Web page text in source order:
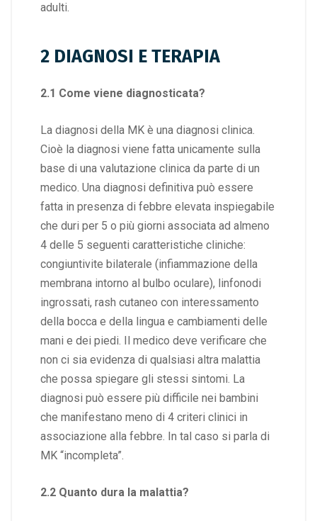
adulti.
2 DIAGNOSI E TERAPIA
2.1 Come viene diagnosticata?
La diagnosi della MK è una diagnosi clinica.
Cioè la diagnosi viene fatta unicamente sulla
base di una valutazione clinica da parte di un
medico. Una diagnosi definitiva può essere
fatta in presenza di febbre elevata inspiegabile
che duri per 5 o più giorni associata ad almeno
4 delle 5 seguenti caratteristiche cliniche:
congiuntivite bilaterale (infiammazione della
membrana intorno al bulbo oculare), linfonodi
ingrossati, rash cutaneo con interessamento
della bocca e della lingua e cambiamenti delle
mani e dei piedi. Il medico deve verificare che
non ci sia evidenza di qualsiasi altra malattia
che possa spiegare gli stessi sintomi. La
diagnosi può essere più difficile nei bambini
che manifestano meno di 4 criteri clinici in
associazione alla febbre. In tal caso si parla di
MK “incompleta”.
2.2 Quanto dura la malattia?